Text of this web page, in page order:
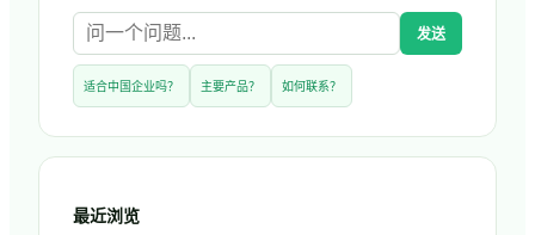
发送
适合中国企业吗？ 主要产品？ 如何联系？
最近浏览